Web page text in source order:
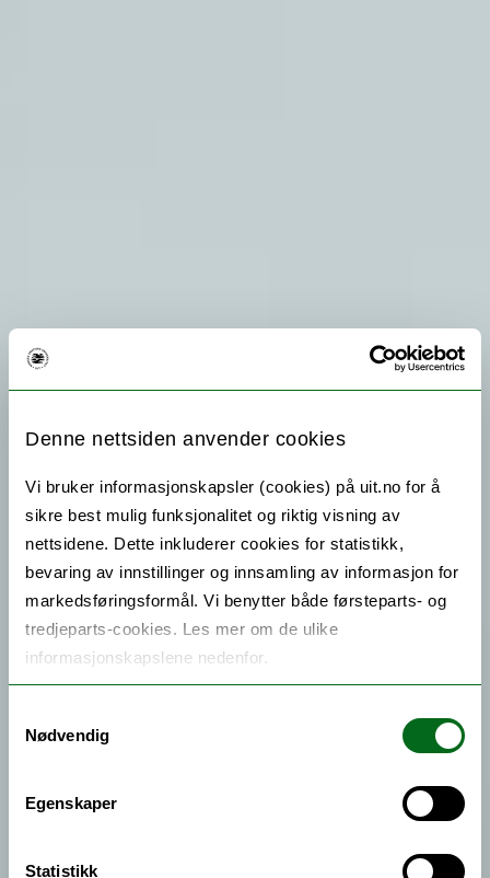
Denne nettsiden anvender cookies
Vi bruker informasjonskapsler (cookies) på uit.no for å
sikre best mulig funksjonalitet og riktig visning av
nettsidene. Dette inkluderer cookies for statistikk,
bevaring av innstillinger og innsamling av informasjon for
markedsføringsformål. Vi benytter både førsteparts- og
tredjeparts-cookies. Les mer om de ulike
informasjonskapslene nedenfor.
Nødvendig
Egenskaper
Statistikk